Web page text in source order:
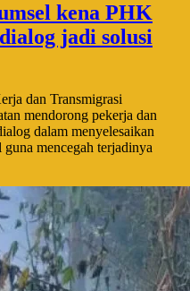
kena PHK
jadi solusi
dan Transmigrasi
mendorong pekerja dan
dalam menyelesaikan
mencegah terjadinya